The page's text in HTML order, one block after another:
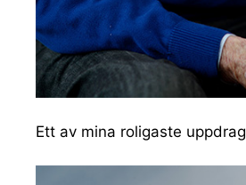
Ett av mina roligaste